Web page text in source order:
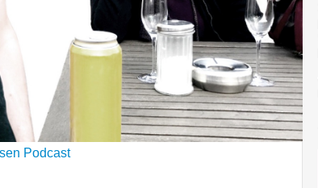
Podcast